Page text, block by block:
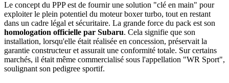
Le concept du PPP est de fournir une solution "clé en main" pour
exploiter le plein potentiel du moteur boxer turbo, tout en restant
dans un cadre légal et sécuritaire. La grande force du pack est son
homologation officielle par Subaru. Cela signifie que son
installation, lorsqu'elle était réalisée en concession, préservait la
garantie constructeur et assurait une conformité totale. Sur certains
marchés, il était même commercialisé sous l'appellation "WR Sport",
soulignant son pedigree sportif.